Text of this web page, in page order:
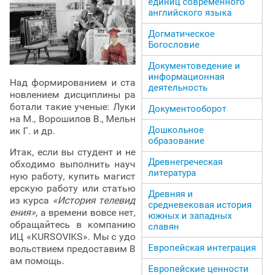
Над формированием и ста
новлением дисциплины ра
ботали такие ученые: Луки
на М., Ворошилов В., Мельн
ик Г. и др.
Итак, если вы студент и не
обходимо выполнить науч
ную работу, купить магист
ерскую работу или статью
из курса «История телевид
ения», а времени вовсе нет,
обращайтесь в компанию
ИЦ «KURSOVIKS». Мы с удо
вольствием предоставим В
ам помощь.
английского языка
Догматическое
Богословие
Документоведение и
информационная
деятельность
Документооборот
Дошкольное
образование
Древнегреческая
литература
Древняя и
средневековая история
южных и западных
славян
Европейская интеграция
Европейские ценности